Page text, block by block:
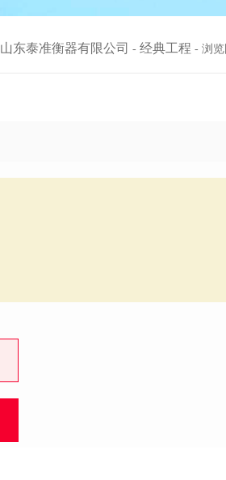
山东泰准衡器有限公司 - 经典工程 - 浏